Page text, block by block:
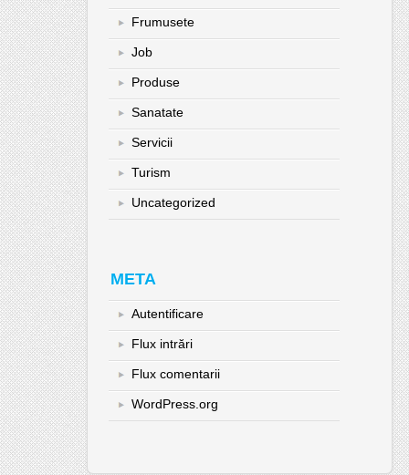
Frumusete
Job
Produse
Sanatate
Servicii
Turism
Uncategorized
META
Autentificare
Flux intrări
Flux comentarii
WordPress.org